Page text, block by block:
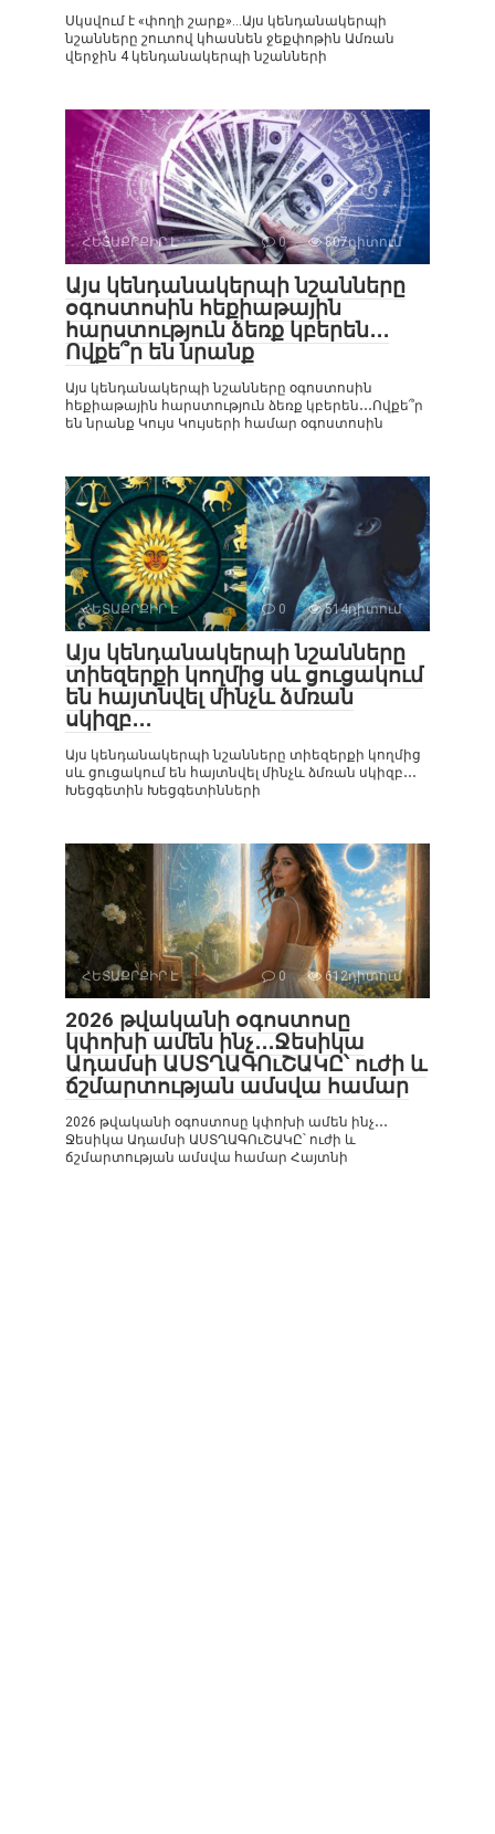
Սկսվում է «փողի շարք»…Այս կենդանակերպի
նշանները շուտով կհասնեն ջեքփոթին Ամռան
վերջին 4 կենդանակերպի նշանների
ՀԵՏԱՔՐՔԻՐ Է 0 807դիտում
Այս կենդանակերպի նշանները
օգոստոսին հեքիաթային
հարստություն ձեռք կբերեն․․․
Ովքե՞ր են նրանք
Այս կենդանակերպի նշանները օգոստոսին
հեքիաթային հարստություն ձեռք կբերեն․․․Ովքե՞ր
են նրանք Կույս Կույսերի համար օգոստոսին
ՀԵՏԱՔՐՔԻՐ Է 0 514դիտում
Այս կենդանակերպի նշանները
տիեզերքի կողմից սև ցուցակում
են հայտնվել մինչև ձմռան
սկիզբ․․․
Այս կենդանակերպի նշանները տիեզերքի կողմից
սև ցուցակում են հայտնվել մինչև ձմռան սկիզբ․․․
Խեցգետին Խեցգետինների
ՀԵՏԱՔՐՔԻՐ Է 0 612դիտում
2026 թվականի օգոստոսը
կփոխի ամեն ինչ․․․Ջեսիկա
Ադամսի ԱՍՏՂԱԳՈւՇԱԿԸ՝ ուժի և
ճշմարտության ամսվա համար
2026 թվականի օգոստոսը կփոխի ամեն ինչ․․․
Ջեսիկա Ադամսի ԱՍՏՂԱԳՈւՇԱԿԸ՝ ուժի և
ճշմարտության ամսվա համար Հայտնի